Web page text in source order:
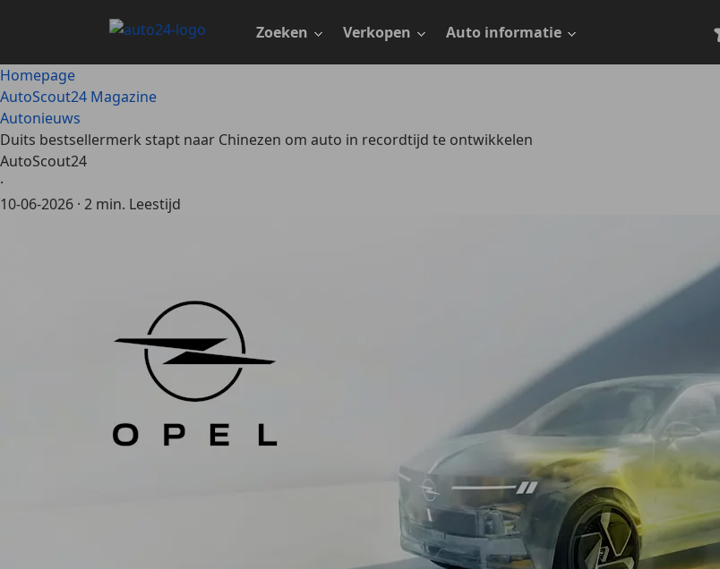
Zoeken Verkopen Auto informatie
Homepage
AutoScout24 Magazine
Autonieuws
Duits bestsellermerk stapt naar Chinezen om auto in recordtijd te ontwikkelen
AutoScout24
·
10-06-2026 · 2 min. Leestijd